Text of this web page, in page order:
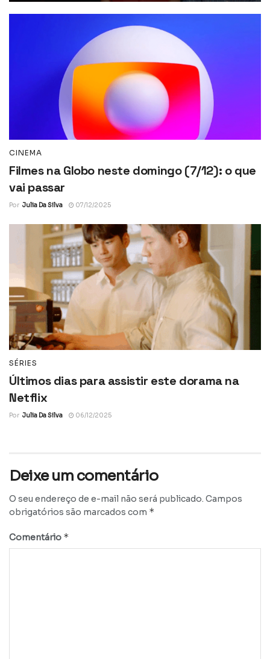
CINEMA
Filmes na Globo neste domingo (7/12): o que
vai passar
Por Julia Da Silva 07/12/2025
SÉRIES
Últimos dias para assistir este dorama na
Netflix
Por Julia Da Silva 06/12/2025
Deixe um comentário
O seu endereço de e-mail não será publicado. Campos
obrigatórios são marcados com *
Comentário *